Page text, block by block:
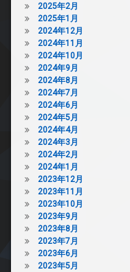
2025年2月
2025年1月
2024年12月
2024年11月
2024年10月
2024年9月
2024年8月
2024年7月
2024年6月
2024年5月
2024年4月
2024年3月
2024年2月
2024年1月
2023年12月
2023年11月
2023年10月
2023年9月
2023年8月
2023年7月
2023年6月
2023年5月